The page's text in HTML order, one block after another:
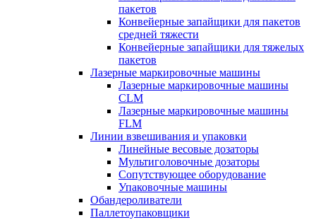
пакетов
Конвейерные запайщики для пакетов
средней тяжести
Конвейерные запайщики для тяжелых
пакетов
Лазерные маркировочные машины
Лазерные маркировочные машины
CLM
Лазерные маркировочные машины
FLM
Линии взвешивания и упаковки
Линейные весовые дозаторы
Мультиголовочные дозаторы
Сопутствующее оборудование
Упаковочные машины
Обандероливатели
Паллетоупаковщики